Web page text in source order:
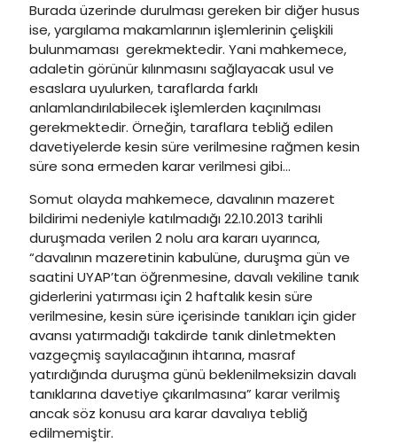
Burada üzerinde durulması gereken bir diğer husus
ise, yargılama makamlarının işlemlerinin çelişkili
bulunmaması gerekmektedir. Yani mahkemece,
adaletin görünür kılınmasını sağlayacak usul ve
esaslara uyulurken, taraflarda farklı
anlamlandırılabilecek işlemlerden kaçınılması
gerekmektedir. Örneğin, taraflara tebliğ edilen
davetiyelerde kesin süre verilmesine rağmen kesin
süre sona ermeden karar verilmesi gibi…
Somut olayda mahkemece, davalının mazeret
bildirimi nedeniyle katılmadığı 22.10.2013 tarihli
duruşmada verilen 2 nolu ara kararı uyarınca,
“davalının mazeretinin kabulüne, duruşma gün ve
saatini UYAP’tan öğrenmesine, davalı vekiline tanık
giderlerini yatırması için 2 haftalık kesin süre
verilmesine, kesin süre içerisinde tanıkları için gider
avansı yatırmadığı takdirde tanık dinletmekten
vazgeçmiş sayılacağının ihtarına, masraf
yatırdığında duruşma günü beklenilmeksizin davalı
tanıklarına davetiye çıkarılmasına” karar verilmiş
ancak söz konusu ara karar davalıya tebliğ
edilmemiştir.